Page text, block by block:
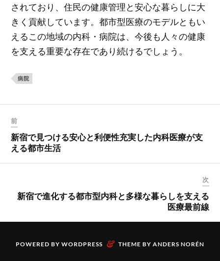
されており、住民の健康管理と安心な暮らしに大
きく貢献しています。都市型医療のモデルともい
えるこの地域の内科・病院は、今後も人々の健康
を支える重要な存在であり続けるでしょう。
病院
前
新宿で見つける安心と利便性充実した内科医療が支
える都市生活
次
新宿で進化する都市型内科と多様な暮らしを支える
医療最前線
POWERED BY WORDPRESS & THEME BY ANDERS NORÉN